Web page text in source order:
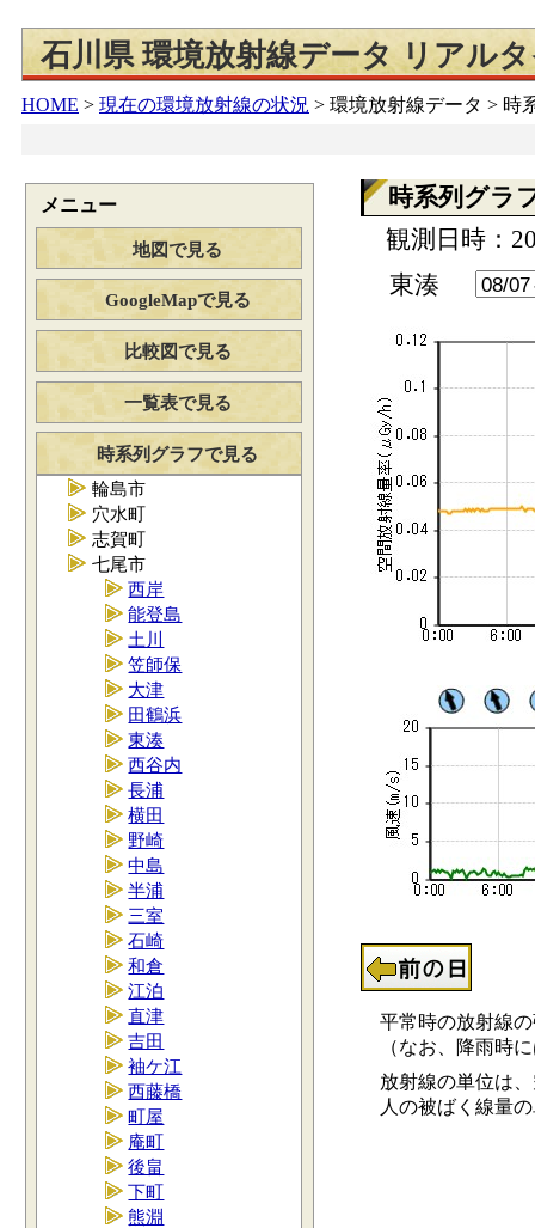
石川県 環境放射線データ リアル
HOME > 現在の環境放射線の状況 > 環境放射線データ > 時
メニュー
地図で見る
GoogleMapで見る
比較図で見る
一覧表で見る
時系列グラフで見る
輪島市
穴水町
志賀町
七尾市
西岸
能登島
土川
笠師保
大津
田鶴浜
東湊
西谷内
長浦
横田
野崎
中島
半浦
三室
石崎
和倉
江泊
直津
吉田
袖ケ江
西藤橋
町屋
庵町
後畠
下町
熊淵
時系列グラ
観測日時：
東湊
平常時の放射線の
（なお、降雨時に
放射線の単位は、
人の被ばく線量の